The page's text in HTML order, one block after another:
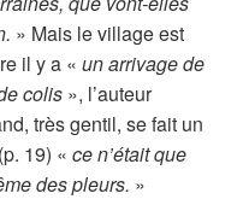
» Mais le village est
il y a «un arrivage de
colis », l’auteur
très gentil, se fait un
19) «ce n’était que
des pleurs. »